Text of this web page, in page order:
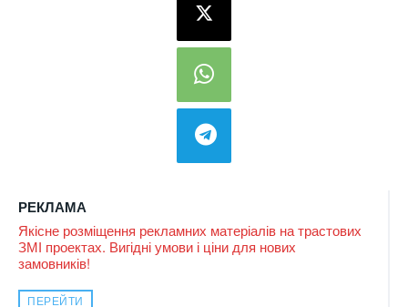
РЕКЛАМА
Якісне розміщення рекламних матеріалів на трастових
ЗМІ проектах. Вигідні умови і ціни для нових
замовників!
ПЕРЕЙТИ